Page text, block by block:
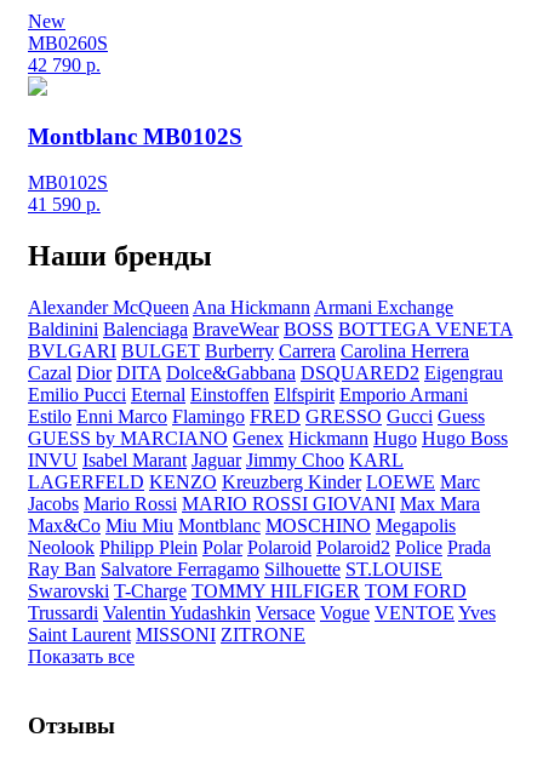
New
MB0260S
42 790 р.
Montblanc MB0102S
MB0102S
41 590 р.
Наши бренды
Alexander McQueen Ana Hickmann Armani Exchange
Baldinini Balenciaga BraveWear BOSS BOTTEGA VENETA
BVLGARI BULGET Burberry Carrera Carolina Herrera
Cazal Dior DITA Dolce&Gabbana DSQUARED2 Eigengrau
Emilio Pucci Eternal Einstoffen Elfspirit Emporio Armani
Estilo Enni Marco Flamingo FRED GRESSO Gucci Guess
GUESS by MARCIANO Genex Hickmann Hugo Hugo Boss
INVU Isabel Marant Jaguar Jimmy Choo KARL
LAGERFELD KENZO Kreuzberg Kinder LOEWE Marc
Jacobs Mario Rossi MARIO ROSSI GIOVANI Max Mara
Max&Co Miu Miu Montblanc MOSCHINO Megapolis
Neolook Philipp Plein Polar Polaroid Polaroid2 Police Prada
Ray Ban Salvatore Ferragamo Silhouette ST.LOUISE
Swarovski T-Charge TOMMY HILFIGER TOM FORD
Trussardi Valentin Yudashkin Versace Vogue VENTOE Yves
Saint Laurent MISSONI ZITRONE
Показать все
Отзывы